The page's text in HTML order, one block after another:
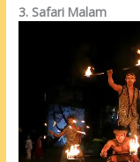
3. Safari Malam